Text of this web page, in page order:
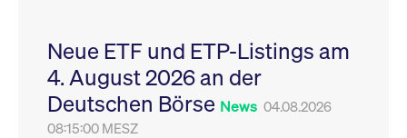
Neue ETF und ETP-Listings am
4. August 2026 an der
Deutschen Börse News 04.08.2026
08:15:00 MESZ